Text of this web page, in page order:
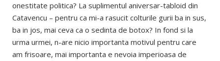
onestitate politica? La suplimentul aniversar-tabloid din
Catavencu – pentru ca mi-a rasucit colturile gurii ba in sus,
ba in jos, mai ceva ca o sedinta de botox? In fond si la
urma urmei, n-are nicio importanta motivul pentru care
am frisoare, mai importanta e nevoia imperioasa de